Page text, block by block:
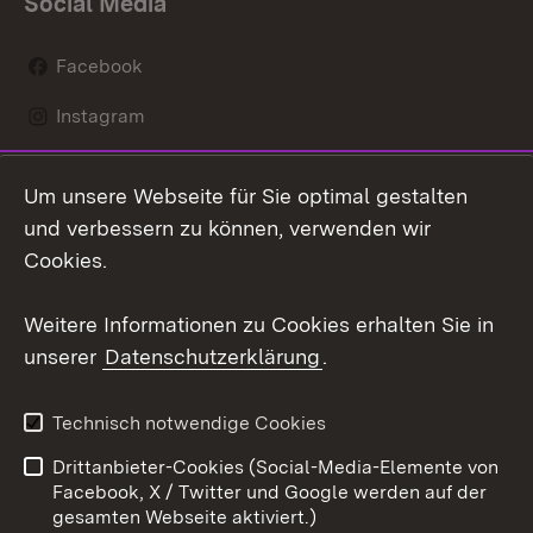
Facebook
Instagram
Social Wall
Youtube
Kontakt
Datenschutz
Barrierefreiheit
Impressum Cookies
Um unsere Webseite für Sie optimal gestalten
und verbessern zu können, verwenden wir
Cookies.
Weitere Informationen zu Cookies erhalten Sie in
unserer Datenschutzerklärung.
Technisch notwendige Cookies
Drittanbieter-Cookies (Social-Media-Elemente von
Facebook, X / Twitter und Google werden auf der
gesamten Webseite aktiviert.)